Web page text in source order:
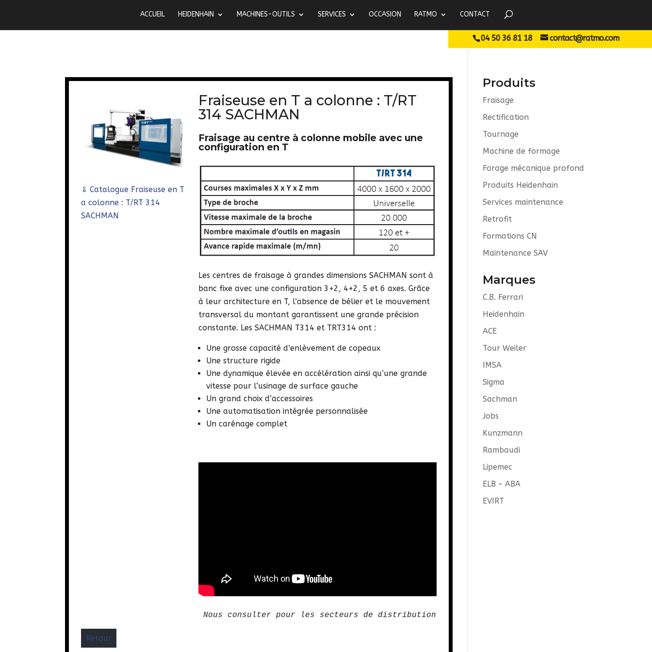
04 50 36 81 18 contact@ratmo.com
ACCUEIL HEIDENHAIN MACHINES-OUTILS SERVICES OCCASION RATMO CONTACT
⇓Catalogue Fraiseuse en T
a colonne : T/RT 314
SACHMAN
Fraiseuse en T a colonne : T/RT
314 SACHMAN
Fraisage au centre à colonne mobile avec une
configuration en T
Les centres de fraisage à grandes dimensions SACHMAN sont à
banc fixe avec une configuration 3+2, 4+2, 5 et 6 axes. Grâce
à leur architecture en T, l’absence de bélier et le mouvement
transversal du montant garantissent une grande précision
constante. Les SACHMAN T314 et TRT314 ont :
Une grosse capacité d’enlèvement de copeaux
Une structure rigide
Une dynamique élevée en accélération ainsi qu’une grande
vitesse pour l’usinage de surface gauche
Un grand choix d’accessoires
Une automatisation intégrée personnalisée
Un carénage complet
Nous consulter pour les secteurs de distribution
Retour
Produits
Fraisage
Rectification
Tournage
Machine de formage
Forage mécanique profond
Produits Heidenhain
Services maintenance
Retrofit
Formations CN
Maintenance SAV
Marques
C.B. Ferrari
Heidenhain
ACE
Tour Weiler
IMSA
Sigma
Sachman
Jobs
Kunzmann
Rambaudi
Lipemec
ELB – ABA
EVIRT